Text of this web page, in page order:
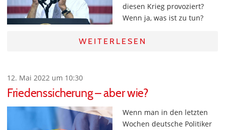
diesen Krieg provoziert?
Wenn ja, was ist zu tun?
WEITERLESEN
12. Mai 2022 um 10:30
Friedenssicherung – aber wie?
Wenn man in den letzten
Wochen deutsche Politiker